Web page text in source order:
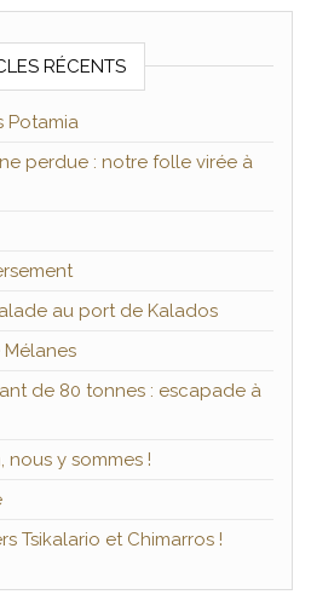
RÉCENTS
Potamia
perdue : notre folle virée à
au port de Kalados
de 80 tonnes : escapade à
nous y sommes !
Tsikalario et Chimarros !